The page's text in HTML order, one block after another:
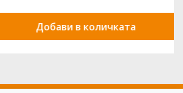
Добави в количката